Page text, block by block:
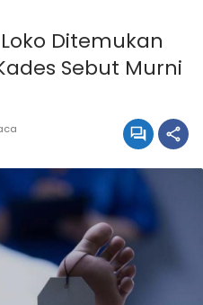
Ditemukan
Sebut Murni